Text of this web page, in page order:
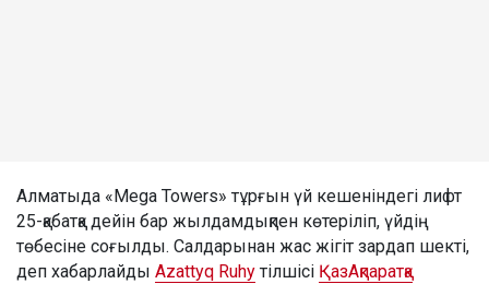
Алматыда «Mega Towers» тұрғын үй кешеніндегі лифт
25-қабатқа дейін бар жылдамдықпен көтеріліп, үйдің
төбесіне соғылды. Салдарынан жас жігіт зардап шекті,
деп хабарлайды Azattyq Ruhy тілшісі ҚазАқпаратқа